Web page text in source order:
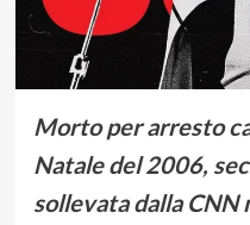
Morto per arresto
Natale del 2006,
sollevata dalla CNN